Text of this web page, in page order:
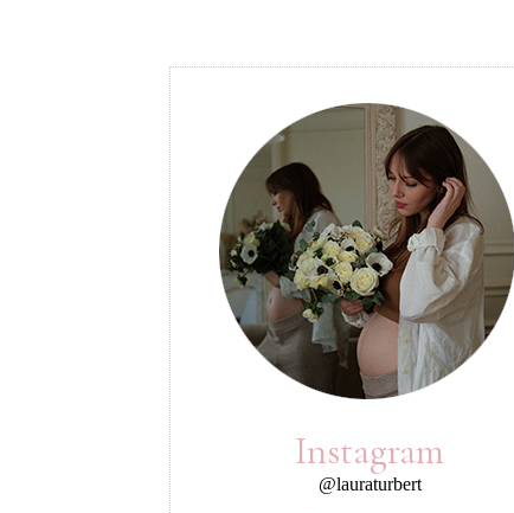
Instagram
@lauraturbert